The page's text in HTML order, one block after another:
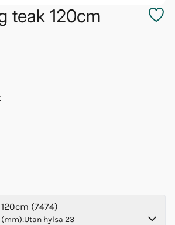
teak 120cm
(7474)
:Utan hylsa 23